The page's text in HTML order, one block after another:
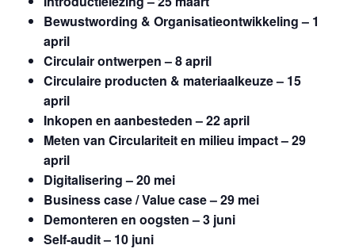
Bewustwording & Organisatieontwikkeling – 1
april
Circulair ontwerpen – 8 april
Circulaire producten & materiaalkeuze – 15
april
Inkopen en aanbesteden – 22 april
Meten van Circulariteit en milieu impact – 29
april
Digitalisering – 20 mei
Business case / Value case – 29 mei
Demonteren en oogsten – 3 juni
Self-audit – 10 juni